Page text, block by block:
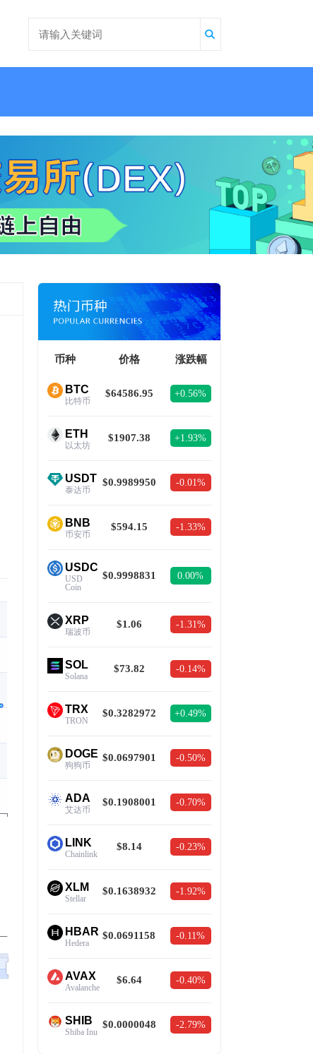
币种 价格 涨跌幅
BTC
比特币
$64586.95 +0.56%
ETH
以太坊
$1907.38 +1.93%
USDT
泰达币
$0.9989950 -0.01%
BNB
币安币
$594.15 -1.33%
USDC
USD
Coin
$0.9998831 0.00%
XRP
瑞波币
$1.06 -1.31%
SOL
Solana
$73.82 -0.14%
TRX
TRON
$0.3282972 +0.49%
DOGE
狗狗币
$0.0697901 -0.50%
ADA
艾达币
$0.1908001 -0.70%
LINK
Chainlink
$8.14 -0.23%
XLM
Stellar
$0.1638932 -1.92%
HBAR
Hedera
$0.0691158 -0.11%
AVAX
Avalanche
$6.64 -0.40%
SHIB
Shiba Inu
$0.0000048 -2.79%